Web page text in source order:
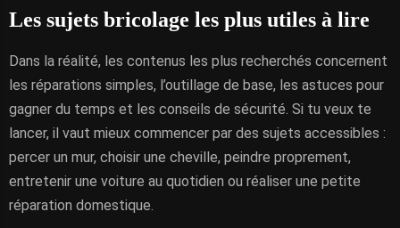
Les sujets bricolage les plus utiles à lire
Dans la réalité, les contenus les plus recherchés concernent
les réparations simples, l’outillage de base, les astuces pour
gagner du temps et les conseils de sécurité. Si tu veux te
lancer, il vaut mieux commencer par des sujets accessibles :
percer un mur, choisir une cheville, peindre proprement,
entretenir une voiture au quotidien ou réaliser une petite
réparation domestique.